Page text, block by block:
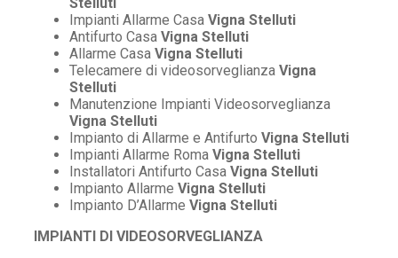
Impianti Allarme Casa Vigna Stelluti
Antifurto Casa Vigna Stelluti
Allarme Casa Vigna Stelluti
Telecamere di videosorveglianza Vigna
Stelluti
Manutenzione Impianti Videosorveglianza
Vigna Stelluti
Impianto di Allarme e Antifurto Vigna Stelluti
Impianti Allarme Roma Vigna Stelluti
Installatori Antifurto Casa Vigna Stelluti
Impianto Allarme Vigna Stelluti
Impianto D’Allarme Vigna Stelluti
IMPIANTI DI VIDEOSORVEGLIANZA